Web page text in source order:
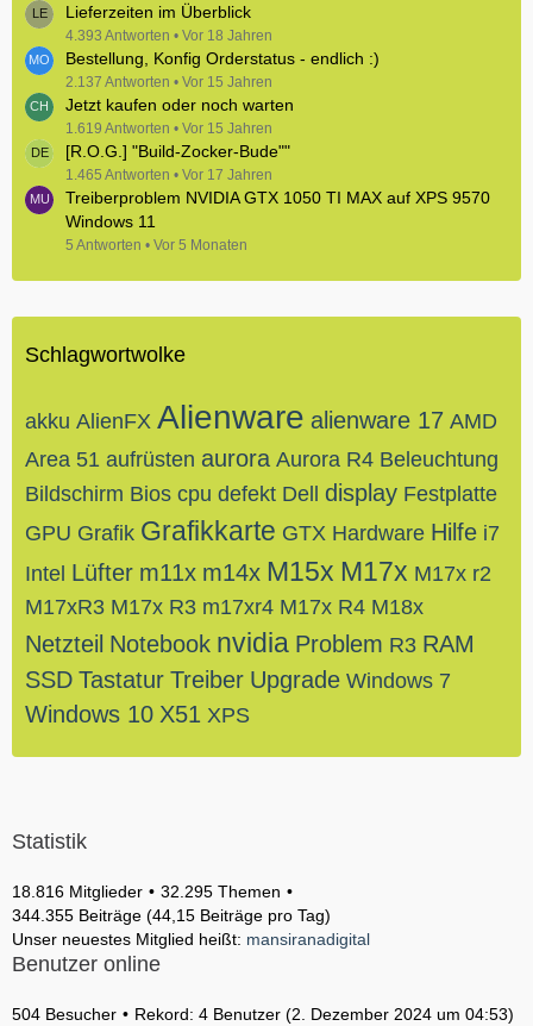
Lieferzeiten im Überblick
4.393 Antworten Vor 18 Jahren
Bestellung, Konfig Orderstatus - endlich :)
2.137 Antworten Vor 15 Jahren
Jetzt kaufen oder noch warten
1.619 Antworten Vor 15 Jahren
[R.O.G.] "Build-Zocker-Bude""
1.465 Antworten Vor 17 Jahren
Treiberproblem NVIDIA GTX 1050 TI MAX auf XPS 9570
Windows 11
5 Antworten Vor 5 Monaten
Schlagwortwolke
akku AlienFX Alienware alienware 17 AMD
Area 51 aufrüsten aurora Aurora R4 Beleuchtung
Bildschirm Bios cpu defekt Dell display Festplatte
GPU Grafik Grafikkarte GTX Hardware Hilfe i7
Intel Lüfter m11x m14x M15x M17x M17x r2
M17xR3 M17x R3 m17xr4 M17x R4 M18x
Netzteil Notebook nvidia Problem R3 RAM
SSD Tastatur Treiber Upgrade Windows 7
Windows 10 X51 XPS
Statistik
18.816 Mitglieder
32.295 Themen
344.355 Beiträge (44,15 Beiträge pro Tag)
Unser neuestes Mitglied heißt: mansiranadigital
Benutzer online
504 Besucher Rekord: 4 Benutzer (2. Dezember 2024 um 04:53)